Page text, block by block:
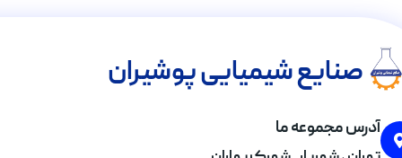
صنایع شیمیایی پوشیران
آدرس مجموعه ما